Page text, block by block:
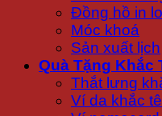
Đồng hồ in
Móc khoá
Sản xuất lịch
Quà Tặng Khắc
Thắt lưng
Ví da khắc